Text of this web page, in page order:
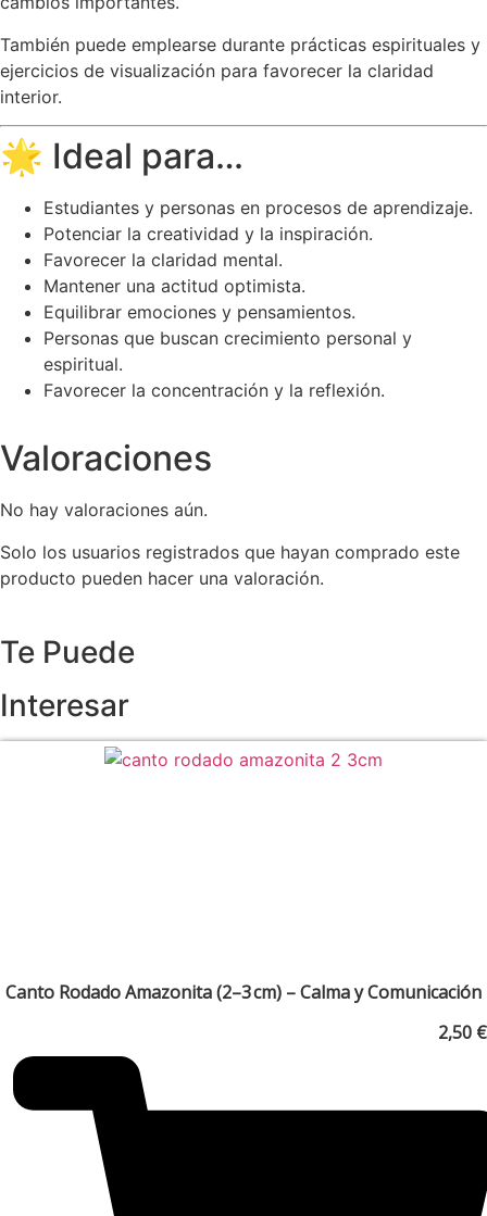
También puede emplearse durante prácticas espirituales y
ejercicios de visualización para favorecer la claridad
interior.
🌟 Ideal para…
Estudiantes y personas en procesos de aprendizaje.
Potenciar la creatividad y la inspiración.
Favorecer la claridad mental.
Mantener una actitud optimista.
Equilibrar emociones y pensamientos.
Personas que buscan crecimiento personal y
espiritual.
Favorecer la concentración y la reflexión.
Valoraciones
No hay valoraciones aún.
Solo los usuarios registrados que hayan comprado este
producto pueden hacer una valoración.
Te Puede
Interesar
Canto Rodado Amazonita (2–3 cm) – Calma y Comunicación
2,50 €